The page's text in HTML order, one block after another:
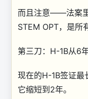
而且注意——法案
STEM OPT，是所
第三刀：H-1B从6
现在的H-1B签证
它缩短到2年。